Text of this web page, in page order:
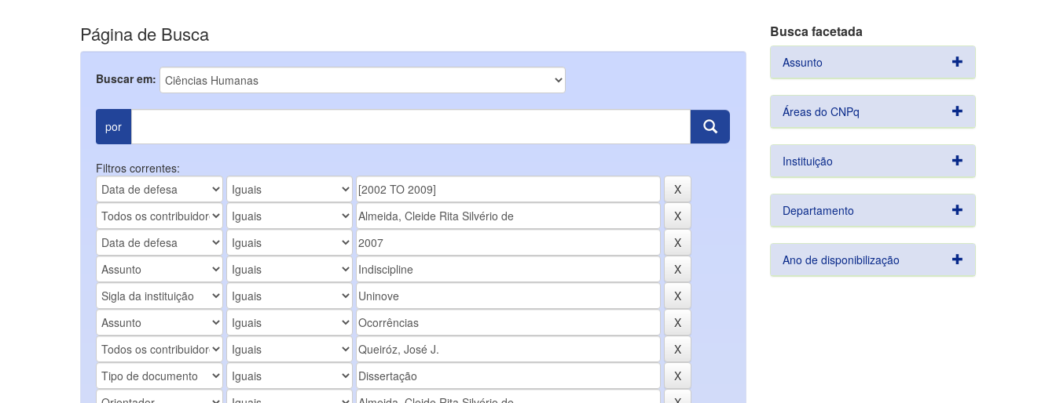
Página de Busca
Buscar em:
por
Filtros correntes:
Busca facetada
Assunto
Áreas do CNPq
Instituição
Departamento
Ano de disponibilização